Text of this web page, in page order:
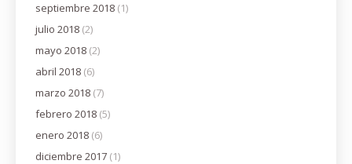
septiembre 2018 (1)
julio 2018 (2)
mayo 2018 (2)
abril 2018 (6)
marzo 2018 (7)
febrero 2018 (5)
enero 2018 (6)
diciembre 2017 (1)